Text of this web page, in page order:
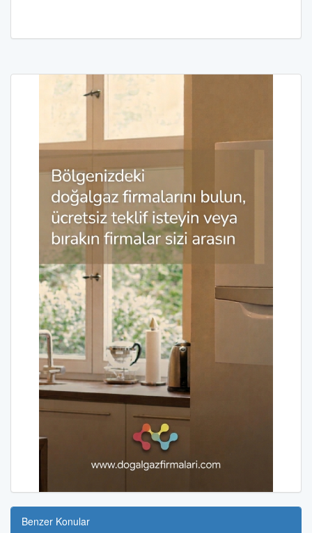
Benzer Konular